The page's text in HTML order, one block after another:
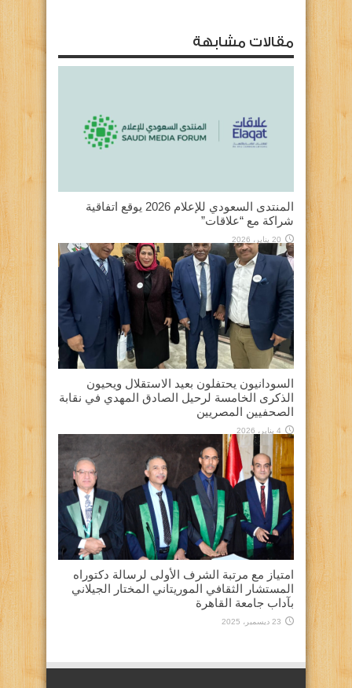
مقالات مشابهة
المنتدى السعودي للإعلام 2026 يوقع اتفاقية
شراكة مع “علاقات”
20 يناير، 2026
السودانيون يحتفلون بعيد الاستقلال ويحيون
الذكرى الخامسة لرحيل الصادق المهدي في نقابة
الصحفيين المصريين
4 يناير، 2026
امتياز مع مرتبة الشرف الأولى لرسالة دكتوراه
المستشار الثقافي الموريتاني المختار الجيلاني
بآداب جامعة القاهرة
23 ديسمبر، 2025